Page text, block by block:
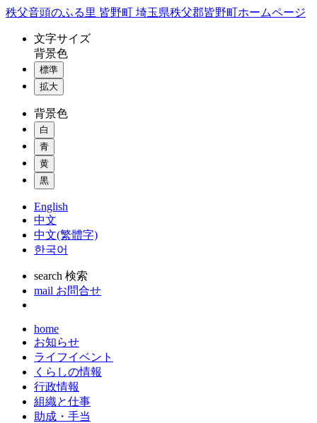
コ
秩父音頭のふる里 皆野町 埼玉県秩父郡皆野町ホームページ
文字サイズ
背景色
標準
拡大
背景色
白
青
黄
黒
English
中文
中文(繁體字)
한국어
search 検索
mail お問合せ
home
お知らせ
ライフイベント
くらしの情報
行政情報
組織と仕事
助成・手当